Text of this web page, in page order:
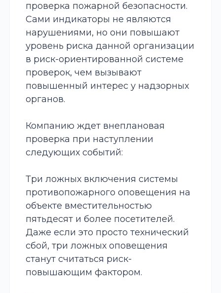
проверка пожарной безопасности.
Сами индикаторы не являются
нарушениями, но они повышают
уровень риска данной организации
в риск-ориентированной системе
проверок, чем вызывают
повышенный интерес у надзорных
органов.
Компанию ждет внеплановая
проверка при наступлении
следующих событий:
Три ложных включения системы
противопожарного оповещения на
объекте вместительностью
пятьдесят и более посетителей.
Даже если это просто технический
сбой, три ложных оповещения
станут считаться риск-
повышающим фактором.